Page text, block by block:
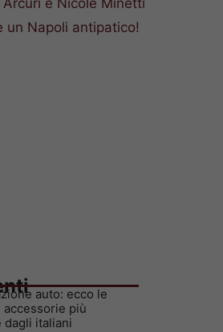
un Napoli antipatico!
auto: ecco le
accessorie più
dagli italiani